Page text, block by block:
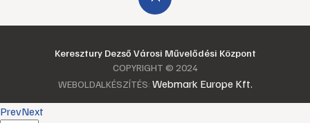
Keresztury Dezső Városi Művelődési Központ
COPYRIGHT © 2024
WEBOLDALKÉSZÍTÉS: Webmark Europe Kft.
PrevNext